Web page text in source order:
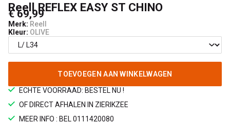
Reell REFLEX EASY ST CHINO
€ 69,99
Merk: Reell
Kleur: OLIVE
TOEVOEGEN AAN WINKELWAGEN
ECHTE VOORRAAD: BESTEL NU !
OF DIRECT AFHALEN IN ZIERIKZEE
MEER INFO : BEL 0111420080